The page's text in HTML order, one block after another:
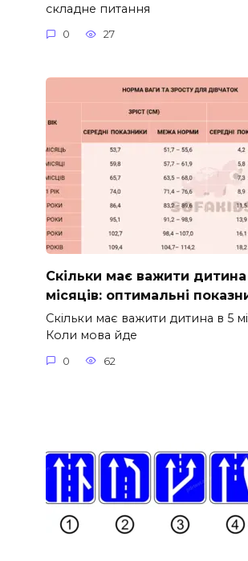
складне питання
0 27
Скільки має важити дитина
місяців: оптимальні
Скільки має важити дитина в 5
Коли мова йде
0 62